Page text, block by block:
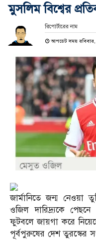
মুসলিম বিশ্বের
রিপোর্টারের নাম
আপডেট সময় রবিবার,
জার্মানিতে জন্ম নেওয়া
ওজিল দারিদ্র্যকে
ফুটবলে জায়গা করে
পূর্বপুরুষের দেশ তুরস্কের